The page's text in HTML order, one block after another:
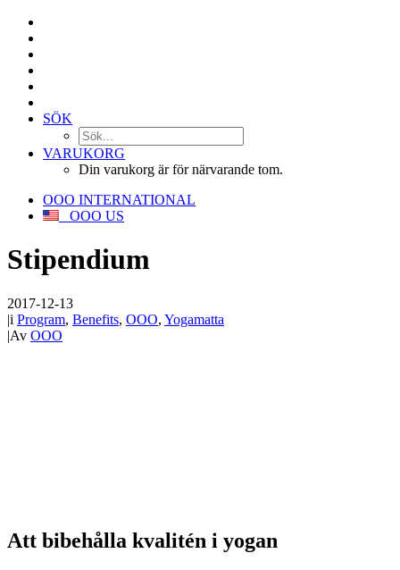
SÖK
VARUKORG
Din varukorg är för närvarande tom.
OOO INTERNATIONAL
OOO US
Stipendium
2017-12-13
|i Program, Benefits, OOO, Yogamatta
|Av OOO
Att bibehålla kvalitén i yogan